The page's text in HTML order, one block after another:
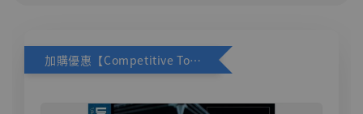
加購優惠【Competitive Toys 梅西 [CM001]】